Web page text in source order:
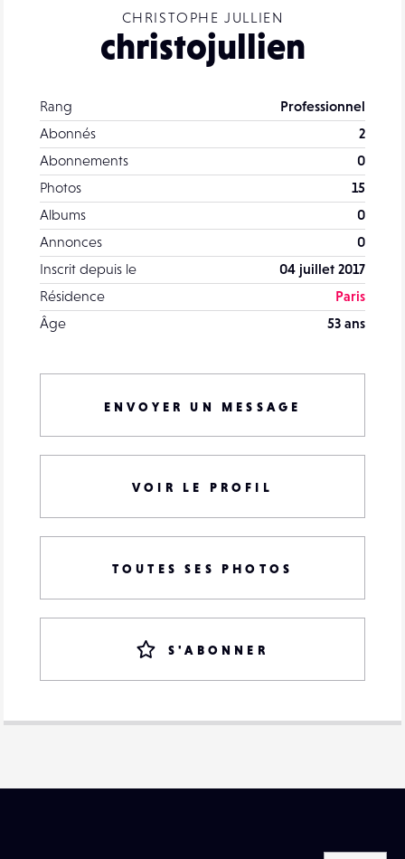
CHRISTOPHE JULLIEN
christojullien
Rang
Professionnel
Abonnés
2
Abonnements
0
Photos
15
Albums
0
Annonces
0
Inscrit depuis le
04 juillet 2017
Résidence
Paris
Âge
53 ans
ENVOYER UN MESSAGE
VOIR LE PROFIL
TOUTES SES PHOTOS
S'ABONNER